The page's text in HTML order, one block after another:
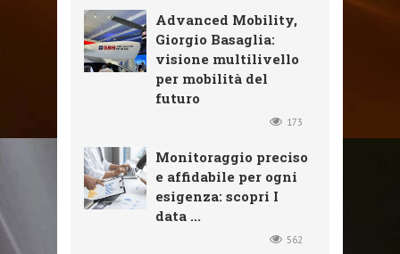
Advanced Mobility,
Giorgio Basaglia:
visione multilivello
per mobilità del
futuro
173
Monitoraggio preciso
e affidabile per ogni
esigenza: scopri I
data ...
562